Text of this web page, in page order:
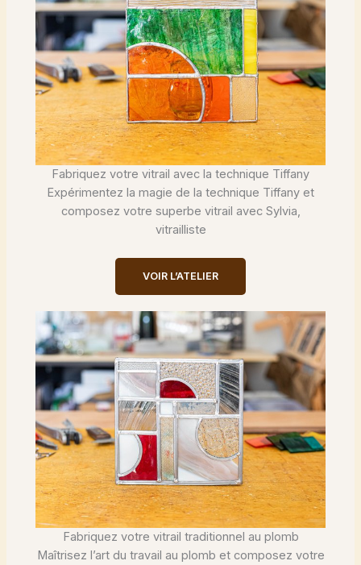
Fabriquez votre vitrail avec la technique Tiffany
Expérimentez la magie de la technique Tiffany et
composez votre superbe vitrail avec Sylvia,
vitrailliste
VOIR L’ATELIER
Fabriquez votre vitrail traditionnel au plomb
Maîtrisez l’art du travail au plomb et composez votre